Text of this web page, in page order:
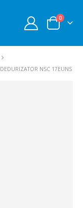
0
DEDURIZATOR NSC 17EUNS